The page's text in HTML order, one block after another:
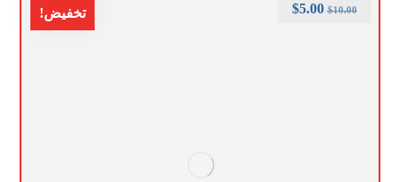
تخفيض! $10.00
$5.00